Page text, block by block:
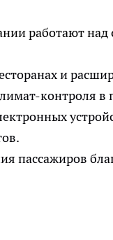
работают
и
контроля
пассажиров